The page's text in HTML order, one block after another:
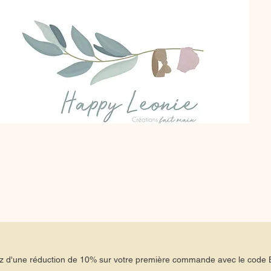
d'une réduction de 10% sur votre première commande avec le code